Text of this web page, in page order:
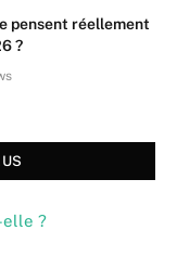
pensent réellement
?
elle ?